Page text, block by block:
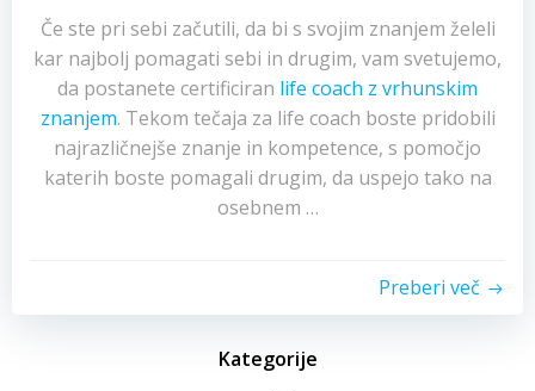
Če ste pri sebi začutili, da bi s svojim znanjem želeli
kar najbolj pomagati sebi in drugim, vam svetujemo,
da postanete certificiran life coach z vrhunskim
znanjem. Tekom tečaja za life coach boste pridobili
najrazličnejše znanje in kompetence, s pomočjo
katerih boste pomagali drugim, da uspejo tako na
osebnem …
Preberi več
Kategorije